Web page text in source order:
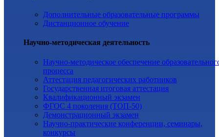
Дополнительные образовательные программы
Дистанционное обучение
Научно-методическая деятельность
Научно-методическое обеспечение
процесса
Аттестация педагогических работников
Государственная итоговая аттестация
Квалификационный экзамен
ФГОС 4 поколения (ТОП-50)
Демонстрационный экзамен
Научно-практические конференции, семинары,
конкурсы